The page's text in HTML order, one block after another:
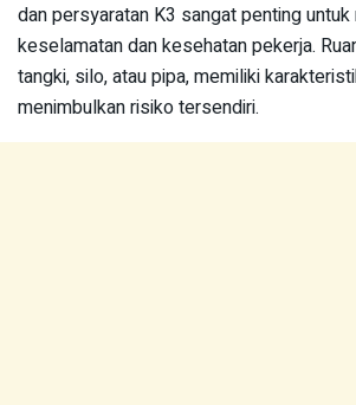
dan persyaratan K3 sangat penting
keselamatan dan kesehatan pekerja.
tangki, silo, atau pipa, memiliki
menimbulkan risiko tersendiri.